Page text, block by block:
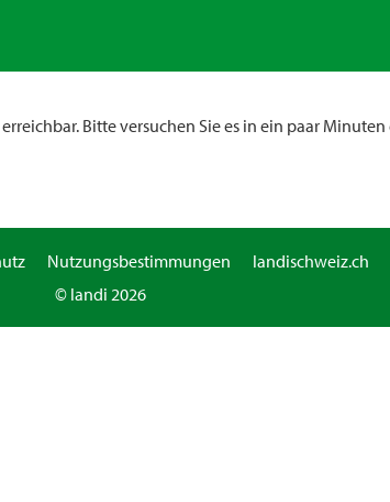
Bitte versuchen Sie es in ein paar
Nutzungsbestimmungen
landischweiz.ch
© landi 2026